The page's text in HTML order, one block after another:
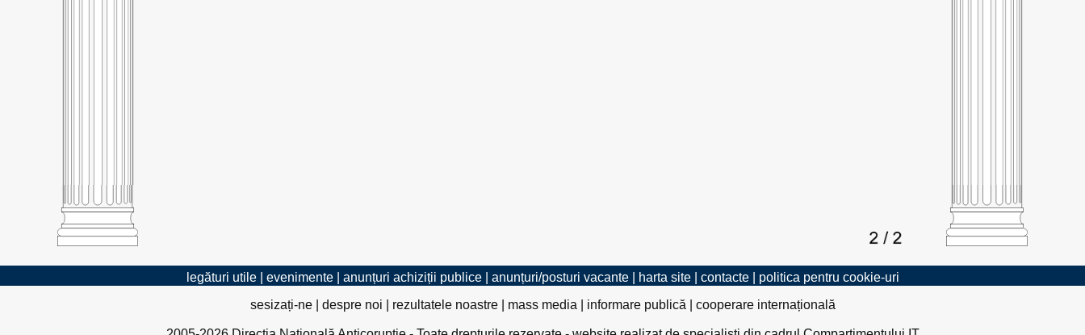
legături utile| evenimente| anunțuri achiziții publice| anunțuri/posturi vacante| harta site| contacte| politica pentru cookie-uri
sesizați-ne| despre noi rezultatele noastre| mass media informare publică cooperare internațională